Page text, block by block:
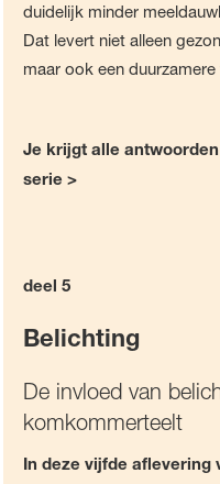
duidelijk minder
Dat levert niet alleen
maar ook een duurzamere
Je krijgt alle
serie >
deel 5
Belichting
De invloed van
komkommerteelt
In deze vijfde aflevering